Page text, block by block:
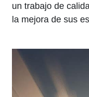
un trabajo de
la mejora de sus